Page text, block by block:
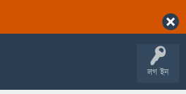
লগ ইন